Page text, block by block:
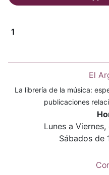
1
El
La librería de la música:
publicaciones
Lunes a
Sábados de